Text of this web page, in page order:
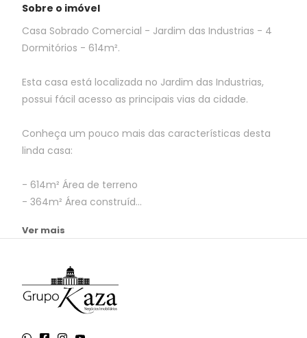
Sobre o imóvel
Casa Sobrado Comercial - Jardim das Industrias - 4
Dormitórios - 614m².
Esta casa está localizada no Jardim das Industrias,
possui fácil acesso as principais vias da cidade.
Conheça um pouco mais das características desta
linda casa:
- 614m² Área de terreno
- 364m² Área construíd...
Ver mais